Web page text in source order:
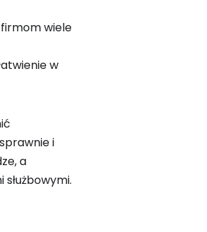
wiele
w
i
a